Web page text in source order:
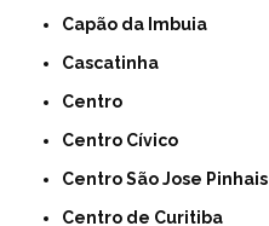
Capão da Imbuia
Cascatinha
Centro
Centro Cívico
Centro São Jose Pinhais
Centro de Curitiba